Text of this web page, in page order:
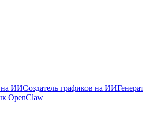
на ИИСоздатель графиков на ИИ
OpenClaw